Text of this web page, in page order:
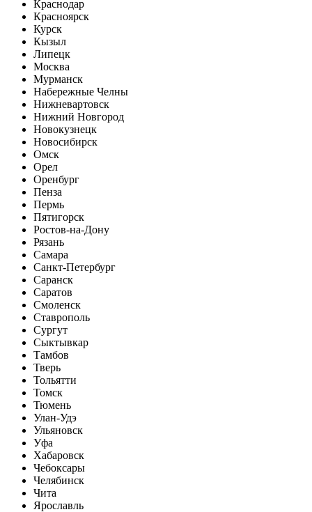
Краснодар
Красноярск
Курск
Кызыл
Липецк
Москва
Мурманск
Набережные Челны
Нижневартовск
Нижний Новгород
Новокузнецк
Новосибирск
Омск
Орел
Оренбург
Пенза
Пермь
Пятигорск
Ростов-на-Дону
Рязань
Самара
Санкт-Петербург
Саранск
Саратов
Смоленск
Ставрополь
Сургут
Сыктывкар
Тамбов
Тверь
Тольятти
Томск
Тюмень
Улан-Удэ
Ульяновск
Уфа
Хабаровск
Чебоксары
Челябинск
Чита
Ярославль